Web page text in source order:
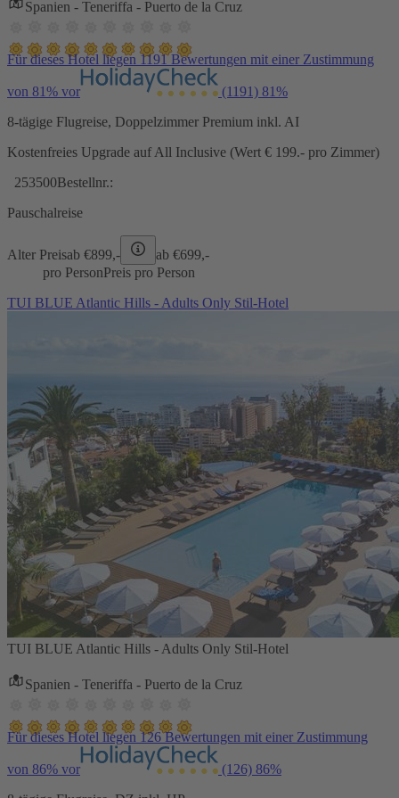
Spanien - Teneriffa - Puerto de la Cruz
Für dieses Hotel liegen 1191 Bewertungen mit einer Zustimmung
von 81% vor (1191) 81%
8-tägige Flugreise, Doppelzimmer Premium inkl. AI
Kostenfreies Upgrade auf All Inclusive (Wert € 199.- pro Zimmer)
253500Bestellnr.:
Pauschalreise
Alter Preisab €899,- ab €699,-
pro PersonPreis pro Person
TUI BLUE Atlantic Hills - Adults Only Stil-Hotel
TUI BLUE Atlantic Hills - Adults Only Stil-Hotel
Spanien - Teneriffa - Puerto de la Cruz
Für dieses Hotel liegen 126 Bewertungen mit einer Zustimmung
von 86% vor (126) 86%